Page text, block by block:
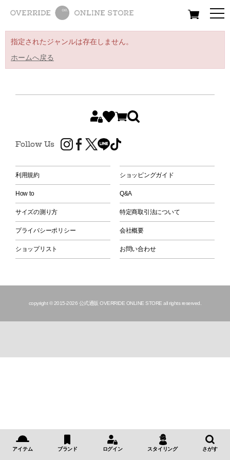
All Women Men
指定されたジャンルは存在しません。
ホームへ戻る
Follow Us
利用規約 ショッピングガイド
How to Q&A
サイズの測り方 特定商取引法について
プライバシーポリシー 会社概要
ショップリスト お問い合わせ
copyright © 2015-2026 公式通販 OVERRIDE ONLINE STORE all rights reserved.
アイテム ブランド ログイン スタイリング さがす